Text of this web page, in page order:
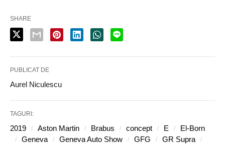
SHARE
PUBLICAT DE
Aurel Niculescu
TAGURI:
2019 Aston Martin Brabus concept E
El-Born
Geneva
Geneva Auto Show GFG
GR Supra